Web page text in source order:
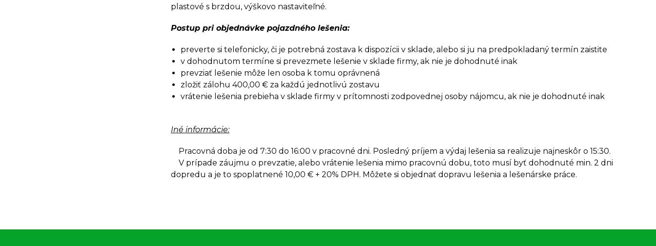
plastové s brzdou, výškovo nastaviteľné.
Postup pri objednávke pojazdného lešenia:
preverte si telefonicky, či je potrebná zostava k dispozícii v sklade, alebo si ju na predpokladaný termín zaistite
v dohodnutom termíne si prevezmete lešenie v sklade firmy, ak nie je dohodnuté inak
prevziať lešenie môže len osoba k tomu oprávnená
zložiť zálohu 400,00 € za každú jednotlivú zostavu
vrátenie lešenia prebieha v sklade firmy v prítomnosti zodpovednej osoby nájomcu, ak nie je dohodnuté inak
Iné informácie:
Pracovná doba je od 7:30 do 16:00 v pracovné dni. Posledný príjem a výdaj lešenia sa realizuje najneskôr o 15:30.
V prípade záujmu o prevzatie, alebo vrátenie lešenia mimo pracovnú dobu, toto musí byť dohodnuté min. 2 dni
dopredu a je to spoplatnené 10,00 € + 20% DPH. Môžete si objednať dopravu lešenia a lešenárske práce.